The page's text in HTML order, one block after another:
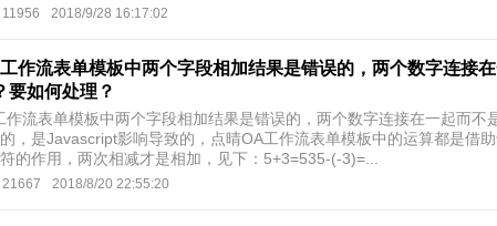
11956 2018/9/28 16:17:02
作流表单模板中两个字段相加结果是错误的，两个数字连接
要如何处理？
作流表单模板中两个字段相加结果是错误的，两个数字连接在一起而
，是Javascript影响导致的，点晴OA工作流表单模板中的运算都是借
的作用，两次相减才是相加，见下：5+3=535-(-3)=...
21667 2018/8/20 22:55:20